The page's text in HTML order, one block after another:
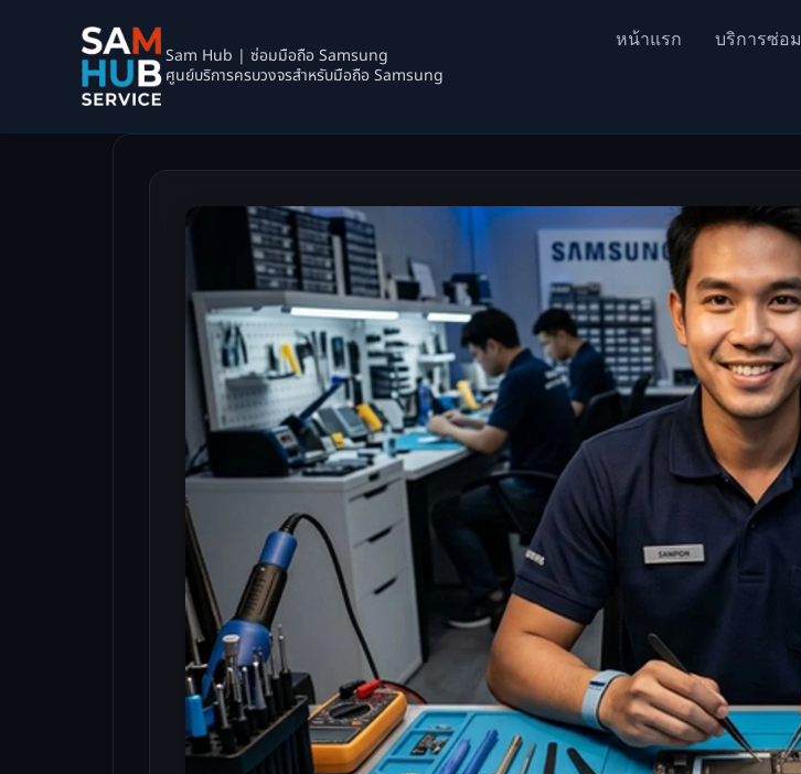
Sam Hub | ซ่อมมือถือ Samsung
ศูนย์บริการครบวงจรสำหรับมือถือ Samsung
หน้าแรก บริการซ่อม